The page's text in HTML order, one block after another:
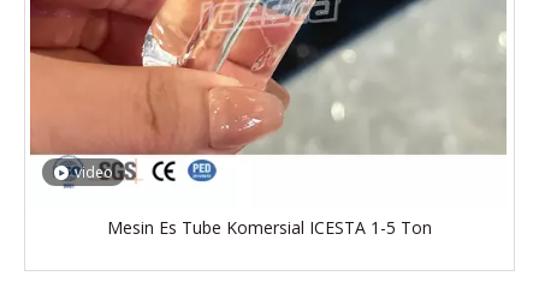
video
Mesin Es Tube Komersial ICESTA 1-5 Ton